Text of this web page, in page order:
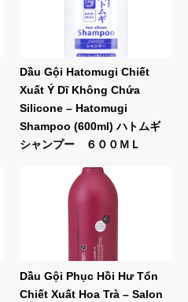
Dầu Gội Hatomugi Chiết
Xuất Ý Dĩ Không Chứa
Silicone – Hatomugi
Shampoo (600ml) ハトムギ
シャンプー ６００ＭＬ
Dầu Gội Phục Hồi Hư Tổn
Chiết Xuất Hoa Trà – Salon